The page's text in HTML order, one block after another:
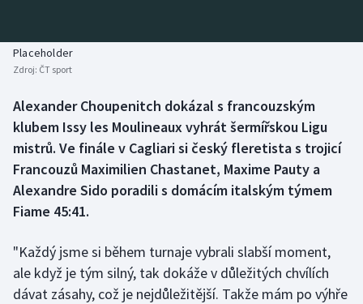
Biatlon
Box
Curling
Dostihy
Florbal
Futsal
Aplikace ČT sport
Placeholder
Zdroj: ČT sport
Alexander Choupenitch dokázal s francouzským
klubem Issy les Moulineaux vyhrát šermířskou Ligu
mistrů. Ve finále v Cagliari si český fleretista s trojicí
Francouzů Maximilien Chastanet, Maxime Pauty a
Alexandre Sido poradili s domácím italským týmem
Fiame 45:41.
"Každý jsme si během turnaje vybrali slabší moment,
ale když je tým silný, tak dokáže v důležitých chvílích
dávat zásahy, což je nejdůležitější. Takže mám po výhře